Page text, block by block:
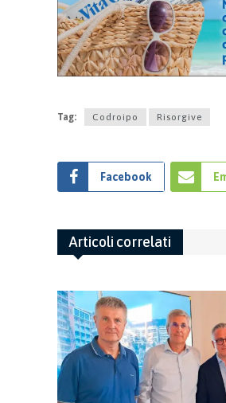
Tag: Codroipo Risorgive
Facebook
Articoli correlati